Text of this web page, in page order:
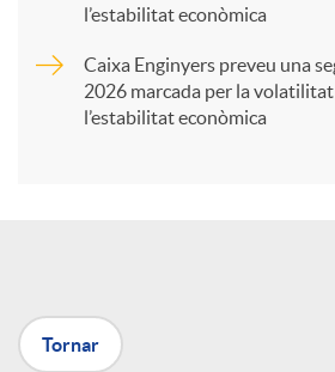
X
l’estabilitat econòmica
Caixa Enginyers preveu una
2026 marcada per la
l’estabilitat econòmica
Tornar